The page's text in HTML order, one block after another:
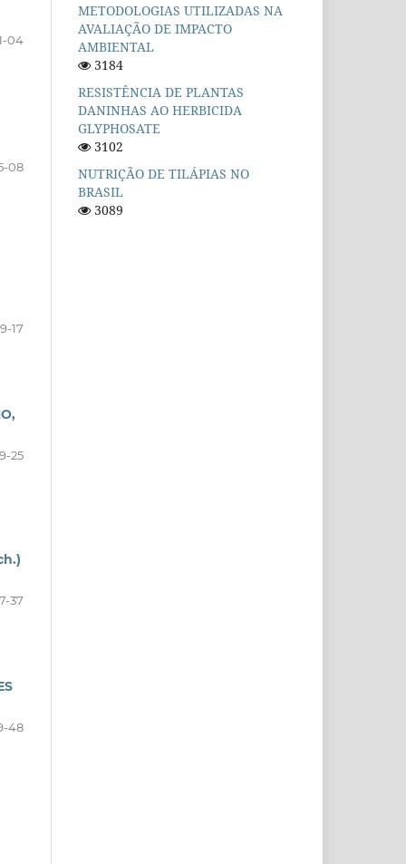
04
08
17
25
37
48
METODOLOGIAS UTILIZADAS NA
AVALIAÇÃO DE IMPACTO
AMBIENTAL
3184
RESISTÊNCIA DE PLANTAS
DANINHAS AO HERBICIDA
GLYPHOSATE
3102
NUTRIÇÃO DE TILÁPIAS NO
BRASIL
3089